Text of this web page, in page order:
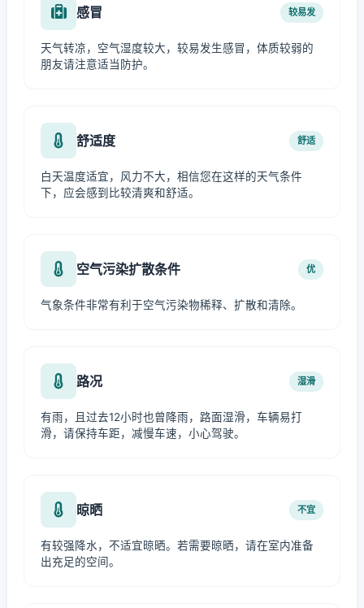
感冒 较易发
天气转凉，空气湿度较大，较易发生感冒，体质较弱的
朋友请注意适当防护。
舒适度 舒适
白天温度适宜，风力不大，相信您在这样的天气条件
下，应会感到比较清爽和舒适。
空气污染扩散条件 优
气象条件非常有利于空气污染物稀释、扩散和清除。
路况 湿滑
有雨，且过去12小时也曾降雨，路面湿滑，车辆易打
滑，请保持车距，减慢车速，小心驾驶。
晾晒 不宜
有较强降水，不适宜晾晒。若需要晾晒，请在室内准备
出充足的空间。